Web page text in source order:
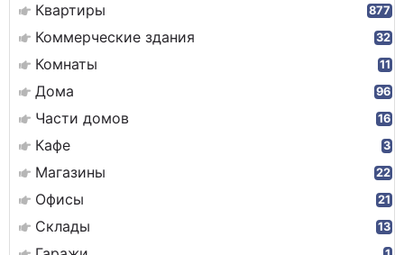
Квартиры 877
Коммерческие здания 32
Комнаты 11
Дома 96
Части домов 16
Кафе 3
Магазины 22
Офисы 21
Склады 13